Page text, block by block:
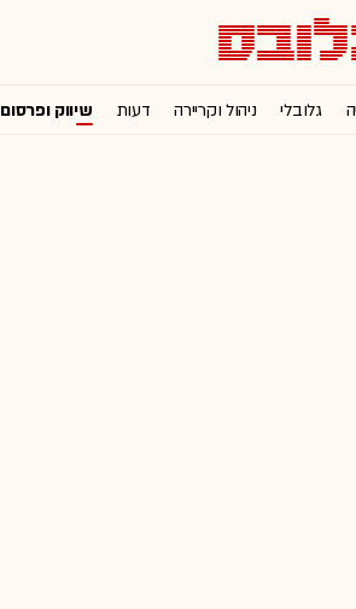
גלובלי ניהול וקריירה דעות שיווק ופרסום